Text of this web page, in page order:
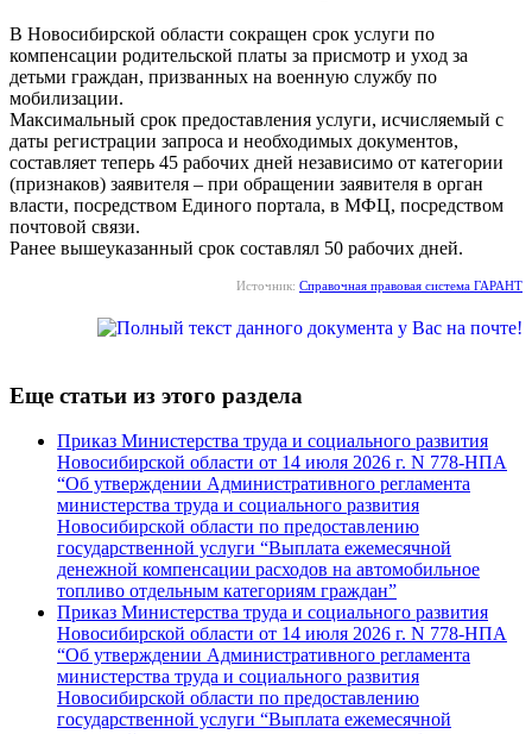
В Новосибирской области сокращен срок услуги по
компенсации родительской платы за присмотр и уход за
детьми граждан, призванных на военную службу по
мобилизации.
Максимальный срок предоставления услуги, исчисляемый с
даты регистрации запроса и необходимых документов,
составляет теперь 45 рабочих дней независимо от категории
(признаков) заявителя – при обращении заявителя в орган
власти, посредством Единого портала, в МФЦ, посредством
почтовой связи.
Ранее вышеуказанный срок составлял 50 рабочих дней.
Источник: Справочная правовая система ГАРАНТ
Еще статьи из этого раздела
Приказ Министерства труда и социального развития
Новосибирской области от 14 июля 2026 г. N 778-НПА
“Об утверждении Административного регламента
министерства труда и социального развития
Новосибирской области по предоставлению
государственной услуги “Выплата ежемесячной
денежной компенсации расходов на автомобильное
топливо отдельным категориям граждан”
Приказ Министерства труда и социального развития
Новосибирской области от 14 июля 2026 г. N 778-НПА
“Об утверждении Административного регламента
министерства труда и социального развития
Новосибирской области по предоставлению
государственной услуги “Выплата ежемесячной